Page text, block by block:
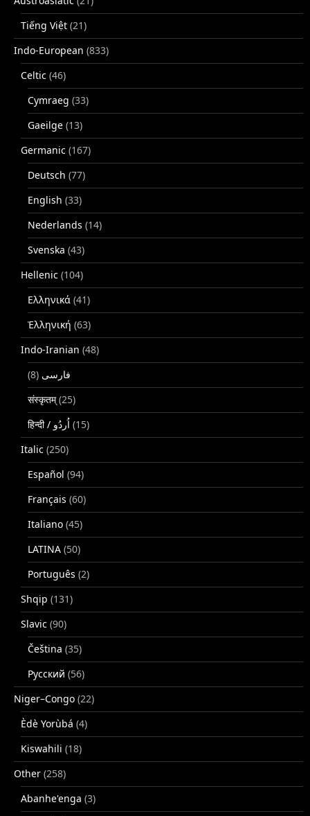
Tiếng Việt (21)
Indo-European (833)
Celtic (46)
Cymraeg (33)
Gaeilge (13)
Germanic (167)
Deutsch (77)
English (33)
Nederlands (14)
Svenska (43)
Hellenic (104)
Ελληνικά (41)
Ἑλληνική (63)
Indo-Iranian (48)
فارسی (8)
संस्कृतम्(25)
(15)
Italic (250)
Español (94)
Français (60)
Italiano (45)
LATINA (50)
Português (2)
Shqip (131)
Slavic (90)
Čeština (35)
Русский (56)
Niger–Congo (22)
Èdè Yorùbá (4)
Kiswahili (18)
Other (258)
Abanhe'enga (3)